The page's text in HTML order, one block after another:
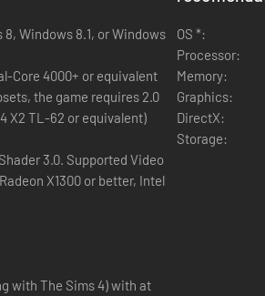
festividades personalizadas e escolher a
e desenterra novas descobertas na
a ciência podem tornar-se botânicos,
teus Sims para desbloqueares novas
8, Windows 8.1, or Windows
Core 4000+ or equivalent
the game requires 2.0
X2 TL-62 or equivalent)
3.0. Supported Video
X1300 or better, Intel
with The Sims 4) with at
OS *:
Processor:
Memory:
Graphics:
DirectX:
Storage: